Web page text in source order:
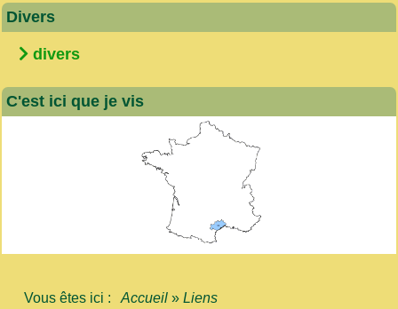
Divers
divers
C'est ici que je vis
Vous êtes ici : Accueil » Liens